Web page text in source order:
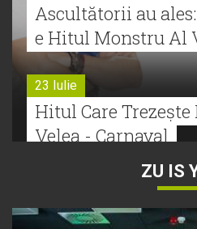
Ascultătorii au
e Hitul Monstru Al
23 Iulie
Hitul Care
Velea - Carnaval
Bătălie strânsă la
ZU IS